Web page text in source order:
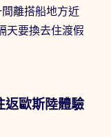
離搭船地方近
天要換去住渡假
返歐斯陸體驗